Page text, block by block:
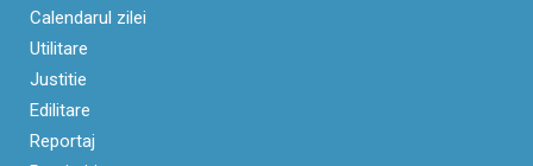
Calendarul zilei
Utilitare
Justitie
Edilitare
Reportaj